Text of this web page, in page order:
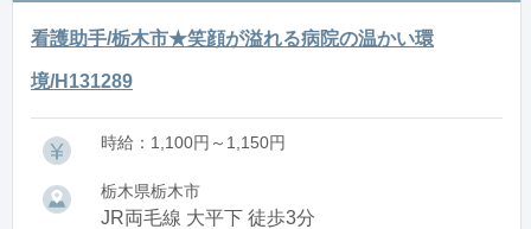
看護助手/栃木市★笑顔が溢れる病院の温かい環
境/H131289
時給：1,100円～1,150円
栃木県栃木市
JR両毛線 大平下 徒歩3分